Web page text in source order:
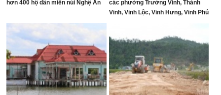
hơn 400 hộ dân miền núi Nghệ An
các phường Trường Vinh, Thành
Vinh, Vinh Lộc, Vinh Hưng, Vinh Phú